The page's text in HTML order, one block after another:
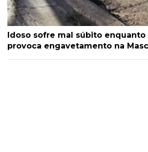
Idoso sofre mal súbito
provoca engavetamento na